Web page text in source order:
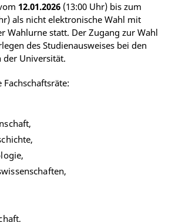
12.01.2026 (13:00 Uhr) bis zum
als nicht elektronische Wahl mit
Wahlurne statt. Der Zugang zur Wahl
des Studienausweises bei den
der Universität.